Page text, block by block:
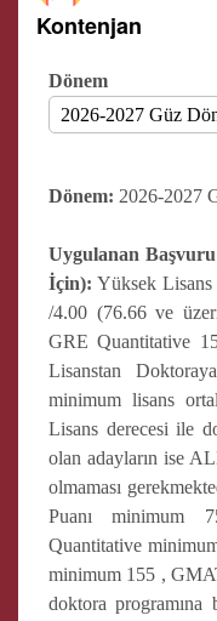
Kontenjan
Dönem
Dönem: 2026-2027
Uygulanan
İçin): Yüksek Lisans
/4.00 (76.66 ve
GRE Quantitative
Lisanstan
minimum lisans
Lisans derecesi ile
olan adayların ise
olmaması
Puanı minimum
Quantitative
minimum 155 ,
doktora programına